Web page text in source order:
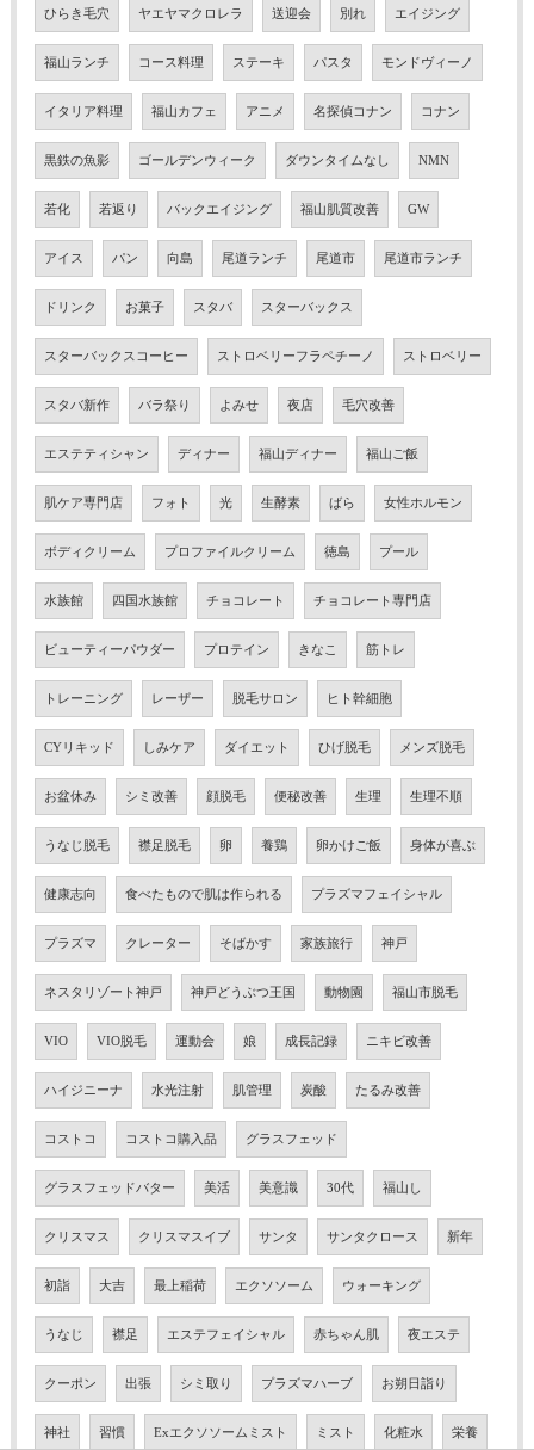
ひらき毛穴 ヤエヤマクロレラ 送迎会 別れ エイジング
福山ランチ コース料理 ステーキ パスタ モンドヴィーノ
イタリア料理 福山カフェ アニメ 名探偵コナン コナン
黒鉄の魚影 ゴールデンウィーク ダウンタイムなし NMN
若化 若返り バックエイジング 福山肌質改善 GW
アイス パン 向島 尾道ランチ 尾道市 尾道市ランチ
ドリンク お菓子 スタバ スターバックス
スターバックスコーヒー ストロベリーフラペチーノ ストロベリー
スタバ新作 バラ祭り よみせ 夜店 毛穴改善
エステティシャン ディナー 福山ディナー 福山ご飯
肌ケア専門店 フォト 光 生酵素 ばら 女性ホルモン
ボディクリーム プロファイルクリーム 徳島 プール
水族館 四国水族館 チョコレート チョコレート専門店
ビューティーパウダー プロテイン きなこ 筋トレ
トレーニング レーザー 脱毛サロン ヒト幹細胞
CYリキッド しみケア ダイエット ひげ脱毛 メンズ脱毛
お盆休み シミ改善 顔脱毛 便秘改善 生理 生理不順
うなじ脱毛 襟足脱毛 卵 養鶏 卵かけご飯 身体が喜ぶ
健康志向 食べたもので肌は作られる プラズマフェイシャル
プラズマ クレーター そばかす 家族旅行 神戸
ネスタリゾート神戸 神戸どうぶつ王国 動物園 福山市脱毛
VIO VIO脱毛 運動会 娘 成長記録 ニキビ改善
ハイジニーナ 水光注射 肌管理 炭酸 たるみ改善
コストコ コストコ購入品 グラスフェッド
グラスフェッドバター 美活 美意識 30代 福山し
クリスマス クリスマスイブ サンタ サンタクロース 新年
初詣 大吉 最上稲荷 エクソソーム ウォーキング
うなじ 襟足 エステフェイシャル 赤ちゃん肌 夜エステ
クーポン 出張 シミ取り プラズマハーブ お朔日詣り
神社 習慣 Exエクソソームミスト ミスト 化粧水 栄養